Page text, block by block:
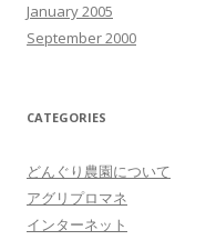
January 2005
September 2000
CATEGORIES
どんぐり農園について
アグリプロマネ
インターネット